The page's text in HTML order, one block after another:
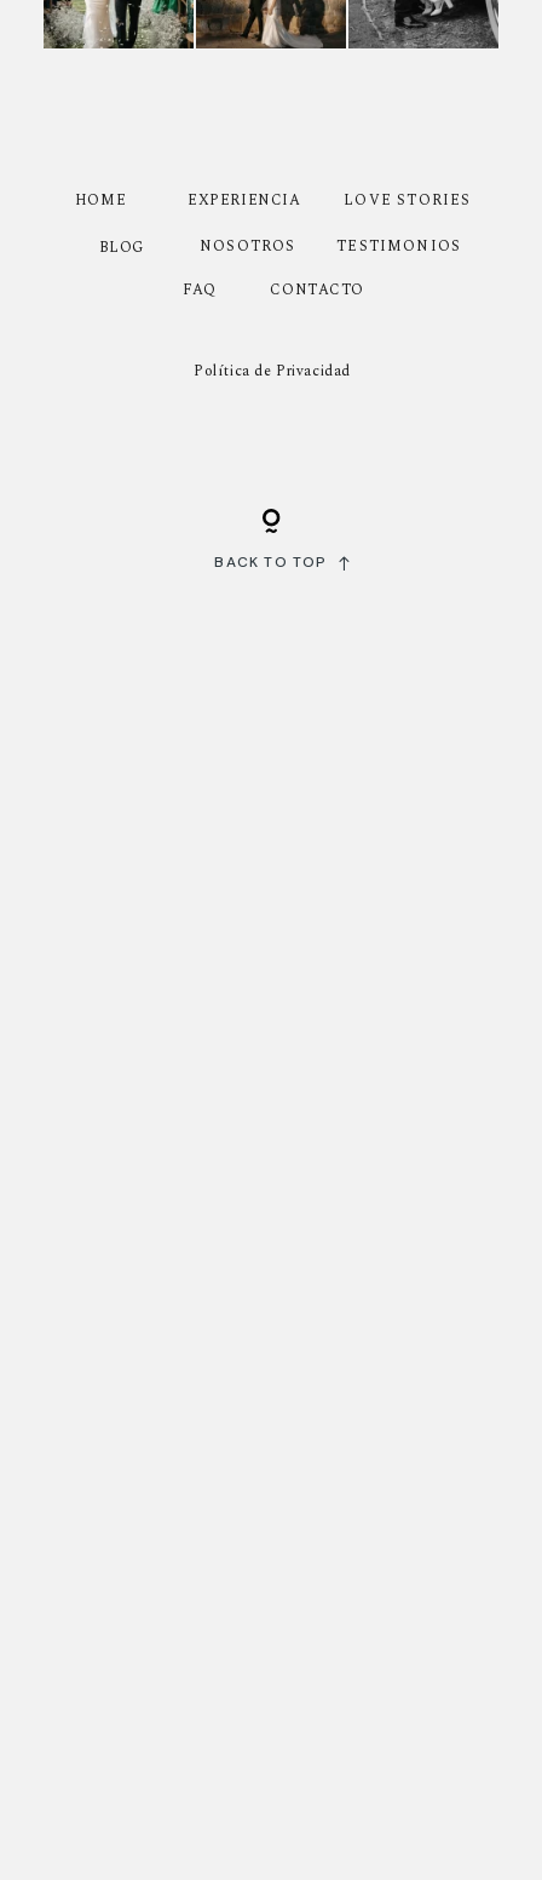
NOSOTROS
LOVE STORIES
BLOG
EXPERIENCIA
TESTIMONIOS
FAQ
CONTACTO
HOME
Política de Privacidad
BACK TO TOP